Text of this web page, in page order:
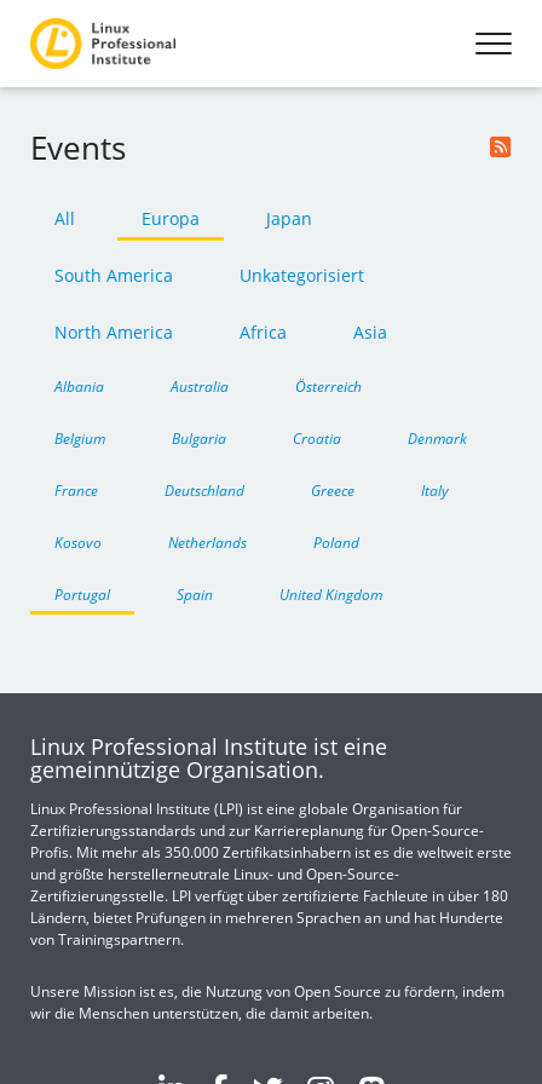
Events
All Europa Japan
South America Unkategorisiert
North America Africa Asia
Albania Australia Österreich
Belgium Bulgaria Croatia Denmark
France Deutschland Greece Italy
Kosovo Netherlands Poland
Portugal Spain United Kingdom
Linux Professional Institute ist eine
gemeinnützige Organisation.
Linux Professional Institute (LPI) ist eine globale Organisation für
Zertifizierungsstandards und zur Karriereplanung für Open-Source-
Profis. Mit mehr als 350.000 Zertifikatsinhabern ist es die weltweit erste
und größte herstellerneutrale Linux- und Open-Source-
Zertifizierungsstelle. LPI verfügt über zertifizierte Fachleute in über 180
Ländern, bietet Prüfungen in mehreren Sprachen an und hat Hunderte
von Trainingspartnern.
Unsere Mission ist es, die Nutzung von Open Source zu fördern, indem
wir die Menschen unterstützen, die damit arbeiten.